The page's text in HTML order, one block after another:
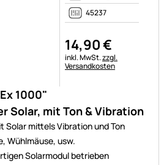
1000"
Solar, mit Ton & Vibration
Solar mittels Vibration und Ton
Wühlmäuse, usw.
Solarmodul betrieben
45237
14,90€
Steuerhinweis:
inkl. MwSt.zzgl.
Versandkosten